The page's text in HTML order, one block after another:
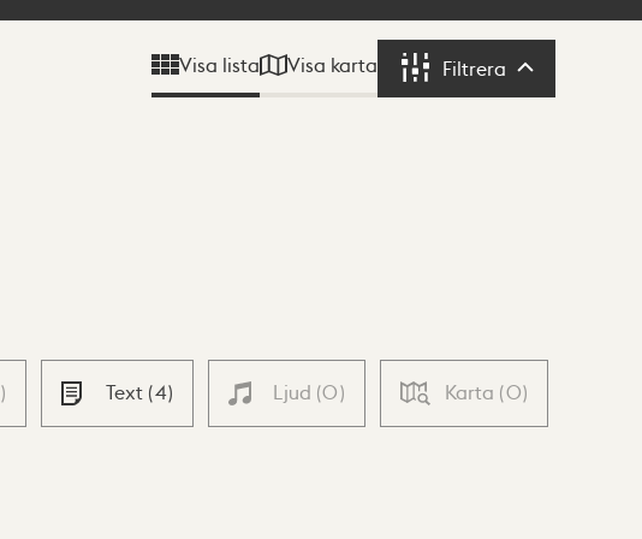
Visa lista Visa karta Filtrera Filtrera
) Text (4) Ljud (0) Karta (0)